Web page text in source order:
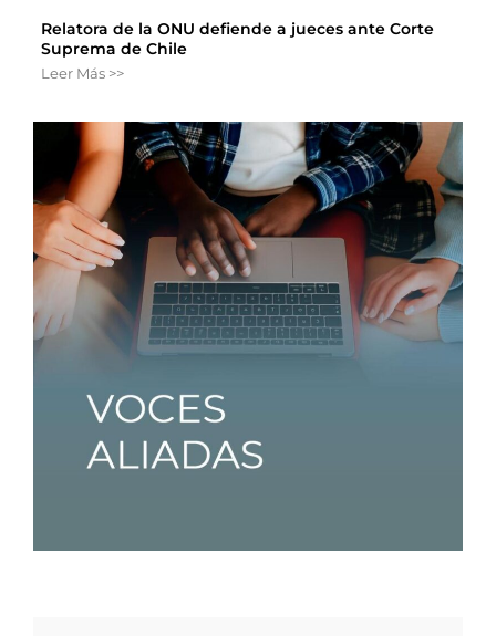
Relatora de la ONU defiende a jueces ante Corte
Suprema de Chile
Leer Más >>